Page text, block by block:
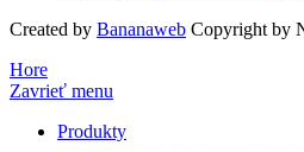
Created by Bananaweb Copyright by
Hore
Zavrieť menu
Produkty